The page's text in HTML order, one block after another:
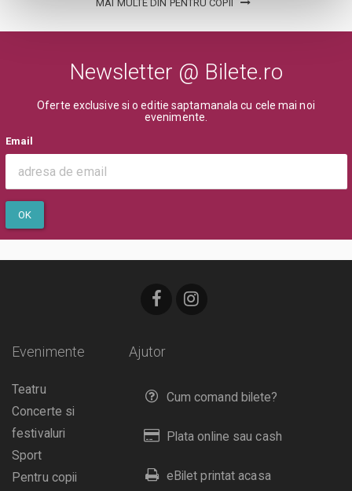
MAI MULTE DIN PENTRU COPII
Newsletter @ Bilete.ro
Oferte exclusive si o editie saptamanala cu cele mai noi
evenimente.
Email
OK
Ajutor
Cum comand bilete?
Plata online sau cash
eBilet printat acasa
Evenimente
Teatru
Concerte si
festivaluri
Sport
Pentru copii